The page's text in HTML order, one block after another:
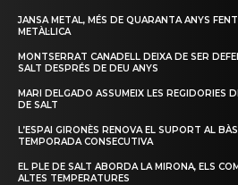
JANSA METAL, MÉS DE QUARANTA ANYS
METÀL·LICA
MONTSERRAT CANADELL DEIXA DE SER
SALT DESPRÉS DE DEU ANYS
MARI DELGADO ASSUMEIX LES REGIDORIES
DE SALT
L’ESPAI GIRONÈS RENOVA EL SUPORT AL
TEMPORADA CONSECUTIVA
EL PLE DE SALT ABORDA LA MIRONA, ELS
ALTES TEMPERATURES